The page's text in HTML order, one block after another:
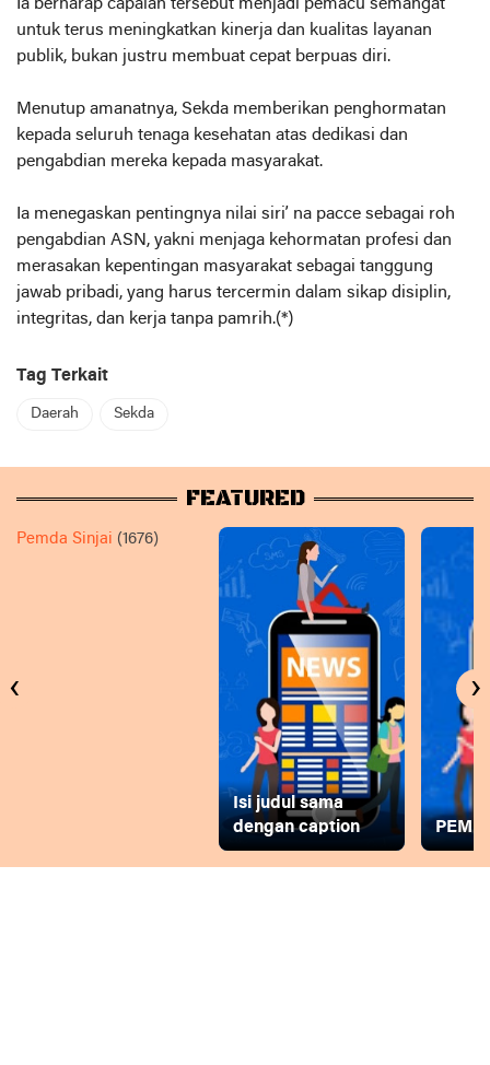
Ia berharap capaian tersebut menjadi pemacu semangat
untuk terus meningkatkan kinerja dan kualitas layanan
publik, bukan justru membuat cepat berpuas diri.
Menutup amanatnya, Sekda memberikan penghormatan
kepada seluruh tenaga kesehatan atas dedikasi dan
pengabdian mereka kepada masyarakat.
Ia menegaskan pentingnya nilai siri’ na pacce sebagai roh
pengabdian ASN, yakni menjaga kehormatan profesi dan
merasakan kepentingan masyarakat sebagai tanggung
jawab pribadi, yang harus tercermin dalam sikap disiplin,
integritas, dan kerja tanpa pamrih.(*)
Tag Terkait
Daerah Sekda
FEATURED
Pemda Sinjai (1676)
Isi judul sama
dengan caption
‹ ›